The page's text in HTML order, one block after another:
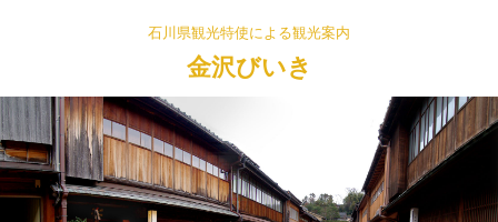
石川県観光特使による観光案内
金沢びいき